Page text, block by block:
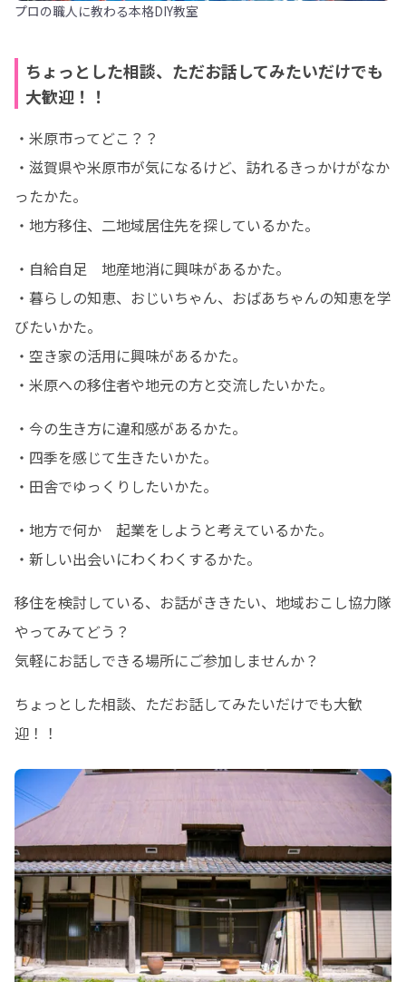
プロの職人に教わる本格DIY教室
ちょっとした相談、ただお話してみたいだけでも
大歓迎！！
・米原市ってどこ？？
・滋賀県や米原市が気になるけど、訪れるきっかけがなか
ったかた。
・地方移住、二地域居住先を探しているかた。
・自給自足　地産地消に興味があるかた。
・暮らしの知恵、おじいちゃん、おばあちゃんの知恵を学
びたいかた。
・空き家の活用に興味があるかた。
・米原への移住者や地元の方と交流したいかた。
・今の生き方に違和感があるかた。
・四季を感じて生きたいかた。
・田舎でゆっくりしたいかた。
・地方で何か　起業をしようと考えているかた。
・新しい出会いにわくわくするかた。
移住を検討している、お話がききたい、地域おこし協力隊
やってみてどう？
気軽にお話しできる場所にご参加しませんか？
ちょっとした相談、ただお話してみたいだけでも大歓
迎！！